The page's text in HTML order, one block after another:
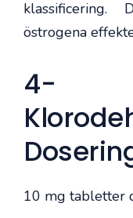
klassificering.
östrogena
4-
10 mg tabletter